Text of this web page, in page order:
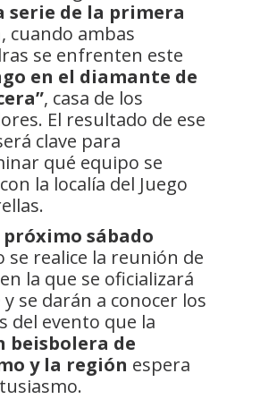
serie de la primera
, cuando ambas
se enfrenten este
en el diamante de
, casa de los
El resultado de ese
clave para
qué equipo se
la localía del Juego
próximo sábado
se realice la reunión de
la que se oficializará
y se darán a conocer los
del evento que la
beisbolera de
y la región espera